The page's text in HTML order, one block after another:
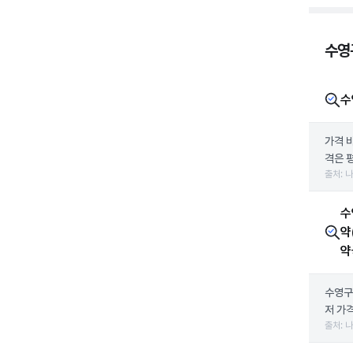
수영
가격
격은
출처:
수영
저 가
출처: